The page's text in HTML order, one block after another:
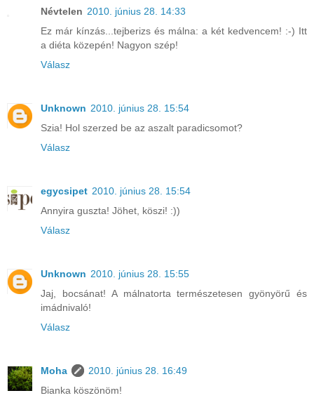
Névtelen 2010. június 28. 14:33
Ez már kínzás...tejberizs és málna: a két kedvencem! :-) Itt
a diéta közepén! Nagyon szép!
Válasz
Unknown 2010. június 28. 15:54
Szia! Hol szerzed be az aszalt paradicsomot?
Válasz
egycsipet 2010. június 28. 15:54
Annyira guszta! Jöhet, köszi! :))
Válasz
Unknown 2010. június 28. 15:55
Jaj, bocsánat! A málnatorta természetesen gyönyörű és
imádnivaló!
Válasz
Moha
2010. június 28. 16:49
Bianka köszönöm!